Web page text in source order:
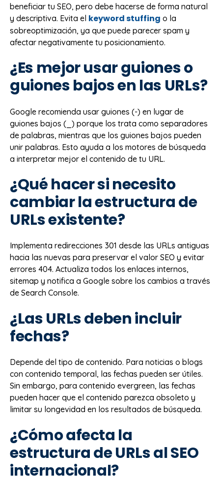
beneficiar tu SEO, pero debe hacerse de forma natural
y descriptiva. Evita el keyword stuffing o la
sobreoptimización, ya que puede parecer spam y
afectar negativamente tu posicionamiento.
¿Es mejor usar guiones o
guiones bajos en las URLs?
Google recomienda usar guiones (-) en lugar de
guiones bajos (_) porque los trata como separadores
de palabras, mientras que los guiones bajos pueden
unir palabras. Esto ayuda a los motores de búsqueda
a interpretar mejor el contenido de tu URL.
¿Qué hacer si necesito
cambiar la estructura de
URLs existente?
Implementa redirecciones 301 desde las URLs antiguas
hacia las nuevas para preservar el valor SEO y evitar
errores 404. Actualiza todos los enlaces internos,
sitemap y notifica a Google sobre los cambios a través
de Search Console.
¿Las URLs deben incluir
fechas?
Depende del tipo de contenido. Para noticias o blogs
con contenido temporal, las fechas pueden ser útiles.
Sin embargo, para contenido evergreen, las fechas
pueden hacer que el contenido parezca obsoleto y
limitar su longevidad en los resultados de búsqueda.
¿Cómo afecta la
estructura de URLs al SEO
internacional?